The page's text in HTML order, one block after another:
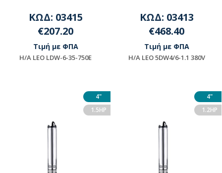
ΚΩΔ: 03415
€207.20
Τιμή με ΦΠΑ
H/A LEO LDW-6-35-750E
ΚΩΔ: 03413
€468.40
Τιμή με ΦΠΑ
H/A LEO 5DW4/6-1.1 380V
4"
1.5HP
4"
1.2HP